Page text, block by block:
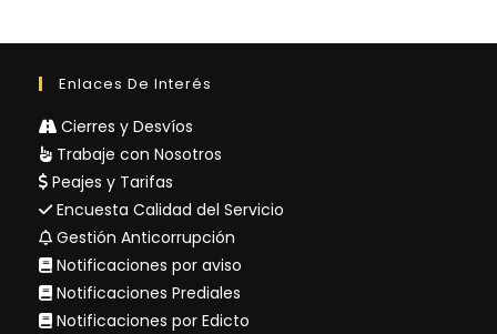
Enlaces De Interés
Cierres y Desvíos
Trabaje con Nosotros
Peajes y Tarifas
Encuesta Calidad del Servicio
Gestión Anticorrupción
Notificaciones por aviso
Notificaciones Prediales
Notificaciones por Edicto